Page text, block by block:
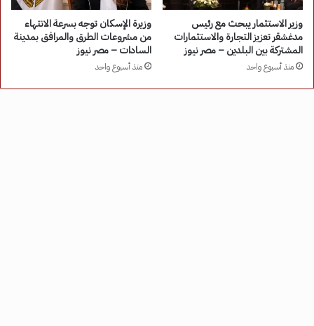
وزير الاستثمار يبحث مع رئيس
مدغشقر تعزيز التجارة والاستثمارات
المشتركة بين البلدين – مصر نيوز
منذ أسبوع واحد
وزيرة الإسكان توجه بسرعة الانتهاء
من مشروعات الطرق والمرافق بمدينة
السادات – مصر نيوز
منذ أسبوع واحد